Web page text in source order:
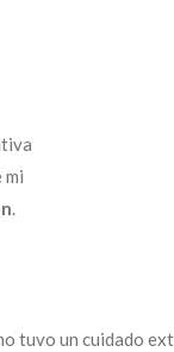
mi
.
un cuidado